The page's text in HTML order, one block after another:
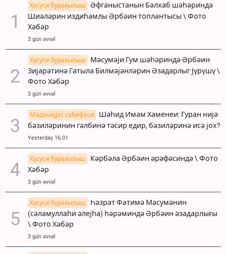
Хүсуси бурахылыш
Әфганыстанын Бәлхаб шәһәриндә
Шиәләрин издиһамлы Әрбәин топлантысы \ Фото
Хәбәр
3 gün əvvəl
Хүсуси бурахылыш
Мәсумәји Гум шәһәриндә Әрбәин
Зијарәтинә Гатыла Билмәјәнләрин Әзадарлыг Јүрүшү \
Фото Хәбәр
3 gün əvvəl
Мәдәнијјәт сәһифәси
Шәһид Имам Хаменеи: Гуран нијә
бәзиләринин гәлбинә тәсир едир, бәзиләринә исә јох?
Yesterday 16:01
Хүсуси бурахылыш
Кәрбәла Әрбәин әрәфәсиндә \ Фото
Хәбәр
3 gün əvvəl
Хүсуси бурахылыш
Һәзрәт Фатимә Мәсумәнин
(сәламуллаһи әлејһа) һәрәминдә Әрбәин әзадарлығы
\ Фото Хәбәр
3 gün əvvəl